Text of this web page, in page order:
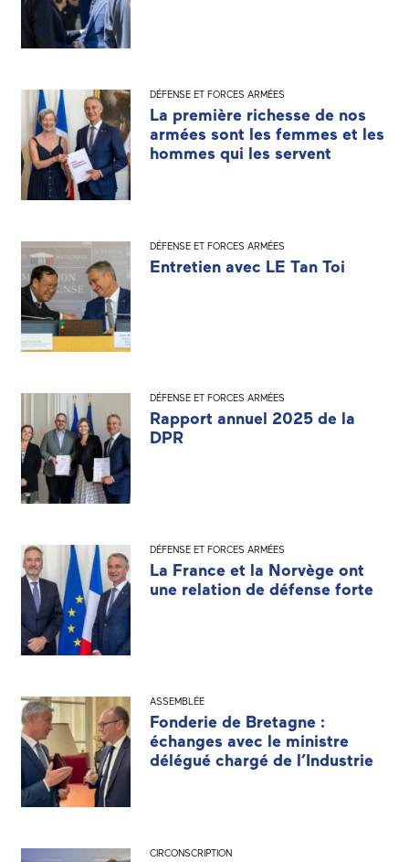
DÉFENSE ET FORCES ARMÉES
La première richesse de nos
armées sont les femmes et les
hommes qui les servent
DÉFENSE ET FORCES ARMÉES
Entretien avec LE Tan Toi
DÉFENSE ET FORCES ARMÉES
Rapport annuel 2025 de la
DPR
DÉFENSE ET FORCES ARMÉES
La France et la Norvège ont
une relation de défense forte
ASSEMBLÉE
Fonderie de Bretagne :
échanges avec le ministre
délégué chargé de l’Industrie
CIRCONSCRIPTION